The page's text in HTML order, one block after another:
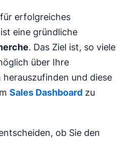
erfolgreiches
eine gründliche
. Das Ziel ist, so viele
über Ihre
und diese
Sales Dashboard zu
ob Sie den